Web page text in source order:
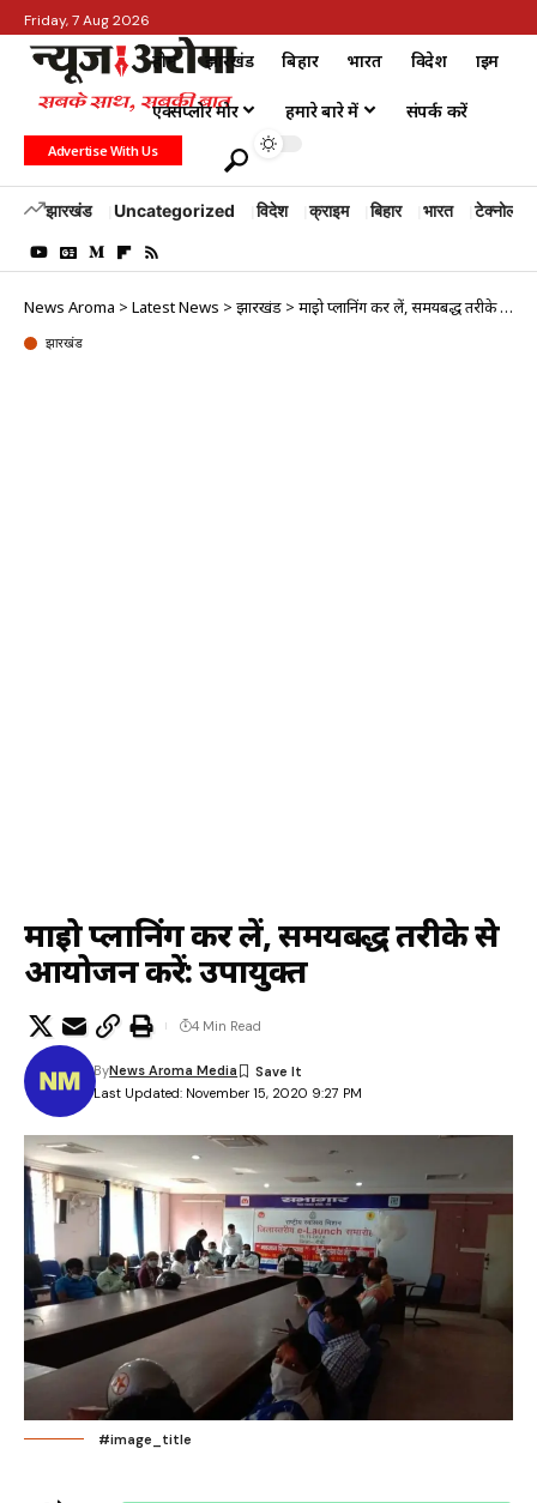
Friday, 7 Aug 2026
होम झारखंड बिहार भारत विदेश क्राइम
एक्सप्लोर मोर हमारे बारे में संपर्क करें
Advertise With Us
झारखंड Uncategorized विदेश क्राइम बिहार भारत टेक्नोलॉजी
News Aroma > Latest News > झारखंड > माइक्रो प्लानिंग कर लें, समयबद्ध तरीके से आयोजन करें: उपायुक्त
झारखंड
माइक्रो प्लानिंग कर लें, समयबद्ध तरीके से
आयोजन करें: उपायुक्त
Last Updated: November 15, 2020 9:27 PM
ByNews Aroma Media
4 Min Read
#image_title